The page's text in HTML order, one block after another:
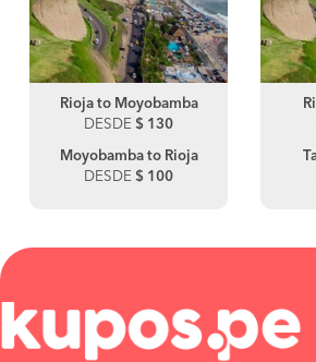
Rioja to Moyobamba
DESDE $ 130
Moyobamba to Rioja
DESDE $ 100